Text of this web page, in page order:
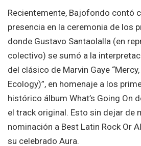
Recientemente, Bajofondo contó
presencia en la ceremonia de los
donde Gustavo Santaolalla (en
colectivo) se sumó a la
del clásico de Marvin Gaye
Ecology)”, en homenaje a los
histórico álbum What’s Going On
el track original. Esto sin dejar de
nominación a Best Latin Rock Or
su celebrado Aura.